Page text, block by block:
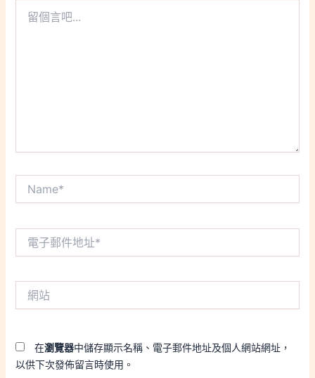
在瀏覽器中儲存顯示名稱、電子郵件地址及個人網站網址，
以供下次發佈留言時使用。